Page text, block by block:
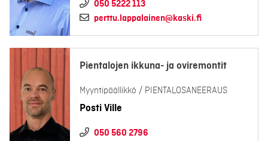
050 5222 113
perttu.lappalainen@kaski.fi
Pientalojen ikkuna- ja oviremontit
Myyntipäällikkö / PIENTALOSANEERAUS
Posti Ville
050 560 2796